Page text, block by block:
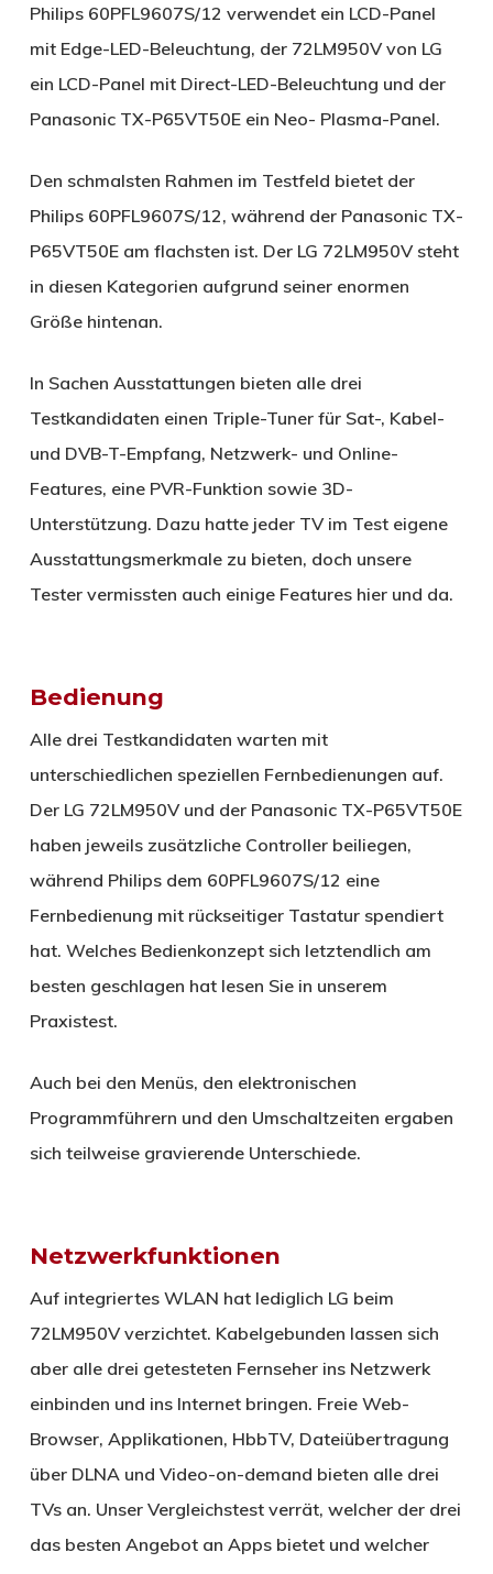
Philips 60PFL9607S/12 verwendet ein LCD-Panel
mit Edge-LED-Beleuchtung, der 72LM950V von LG
ein LCD-Panel mit Direct-LED-Beleuchtung und der
Panasonic TX-P65VT50E ein Neo- Plasma-Panel.
Den schmalsten Rahmen im Testfeld bietet der
Philips 60PFL9607S/12, während der Panasonic TX-
P65VT50E am flachsten ist. Der LG 72LM950V steht
in diesen Kategorien aufgrund seiner enormen
Größe hintenan.
In Sachen Ausstattungen bieten alle drei
Testkandidaten einen Triple-Tuner für Sat-, Kabel-
und DVB-T-Empfang, Netzwerk- und Online-
Features, eine PVR-Funktion sowie 3D-
Unterstützung. Dazu hatte jeder TV im Test eigene
Ausstattungsmerkmale zu bieten, doch unsere
Tester vermissten auch einige Features hier und da.
Bedienung
Alle drei Testkandidaten warten mit
unterschiedlichen speziellen Fernbedienungen auf.
Der LG 72LM950V und der Panasonic TX-P65VT50E
haben jeweils zusätzliche Controller beiliegen,
während Philips dem 60PFL9607S/12 eine
Fernbedienung mit rückseitiger Tastatur spendiert
hat. Welches Bedienkonzept sich letztendlich am
besten geschlagen hat lesen Sie in unserem
Praxistest.
Auch bei den Menüs, den elektronischen
Programmführern und den Umschaltzeiten ergaben
sich teilweise gravierende Unterschiede.
Netzwerkfunktionen
Auf integriertes WLAN hat lediglich LG beim
72LM950V verzichtet. Kabelgebunden lassen sich
aber alle drei getesteten Fernseher ins Netzwerk
einbinden und ins Internet bringen. Freie Web-
Browser, Applikationen, HbbTV, Dateiübertragung
über DLNA und Video-on-demand bieten alle drei
TVs an. Unser Vergleichstest verrät, welcher der drei
das besten Angebot an Apps bietet und welcher